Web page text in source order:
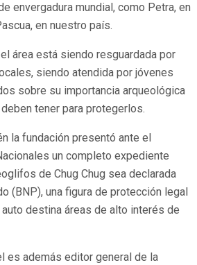
envergadura mundial, como Petra, en
en nuestro país.
área está siendo resguardada por
siendo atendida por jóvenes
sobre su importancia arqueológica
tener para protegerlos.
la fundación presentó ante el
un completo expediente
de Chug Chug sea declarada
(BNP), una figura de protección legal
destina áreas de alto interés de
es además editor general de la